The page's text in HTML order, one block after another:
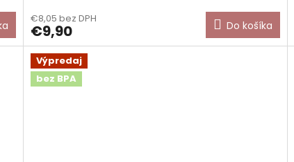
€8,05 bez DPH
€9,90 Do košíka
Výpredaj
bez BPA